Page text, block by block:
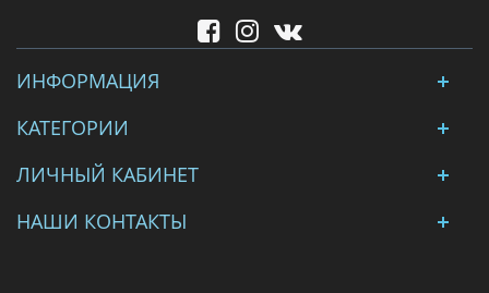
ИНФОРМАЦИЯ
КАТЕГОРИИ
ЛИЧНЫЙ КАБИНЕТ
НАШИ КОНТАКТЫ